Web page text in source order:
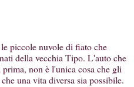
piccole nuvole di fiato che
della vecchia Tipo. L'auto che
non è l'unica cosa che gli
una vita diversa sia possibile.